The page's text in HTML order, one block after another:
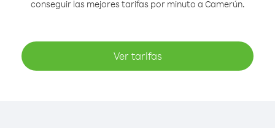
conseguir las mejores tarifas por minuto a Camerún.
Ver tarifas